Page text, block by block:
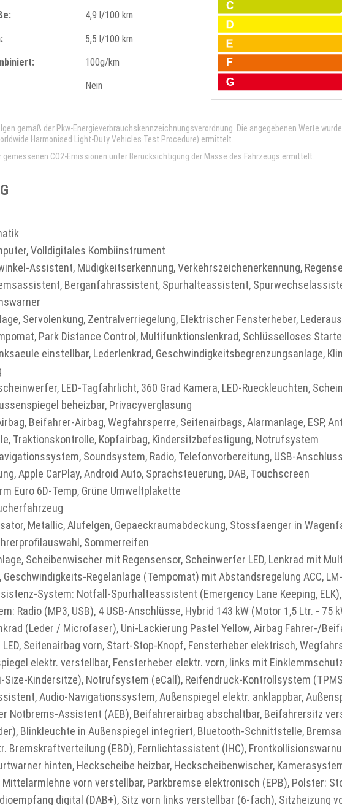
4,9 l/100 km
5,5 l/100 km
100g/km
Nein
gemäß der Pkw-Energieverbrauchskennzeichnungsverordnung. Die angegebenen Werte
Harmonised Light-Duty Vehicles Test Procedure) ermittelt.
CO2-Emissionen unter Berücksichtigung der Masse des Fahrzeugs ermittelt.
Volldigitales Kombiinstrument
Assistent, Müdigkeitserkennung, Verkehrszeichenerkennung,
Berganfahrassistent, Spurhalteassistent,
Servolenkung, Zentralverriegelung, Elektrischer Fensterheber,
Park Distance Control, Multifunktionslenkrad, Schlüsselloses
einstellbar, Lederlenkrad, Geschwindigkeitsbegrenzungsanlage,
LED-Tagfahrlicht, 360 Grad Kamera, LED-Rueckleuchten,
beheizbar, Privacyverglasung
Beifahrer-Airbag, Wegfahrsperre, Seitenairbags, Alarmanlage, ESP,
Traktionskontrolle, Kopfairbag, Kindersitzbefestigung, Notrufsystem
Soundsystem, Radio, Telefonvorbereitung, USB-
Apple CarPlay, Android Auto, Sprachsteuerung, DAB, Touchscreen
Euro 6D-Temp, Grüne Umweltplakette
Metallic, Alufelgen, Gepaeckraumabdeckung, Stossfaenger in
Sommerreifen
Scheibenwischer mit Regensensor, Scheinwerfer LED, Lenkrad mit
Regelanlage (Tempomat) mit Abstandsregelung ACC,
System: Notfall-Spurhalteassistent (Emergency Lane Keeping,
Radio (MP3, USB), 4 USB-Anschlüsse, Hybrid 143 kW (Motor 1,5 Ltr. - 75
(Leder / Microfaser), Uni-Lackierung Pastel Yellow, Airbag Fahrer-/
Seitenairbag vorn, Start-Stop-Knopf, Fensterheber elektrisch,
elektr. verstellbar, Fensterheber elektr. vorn, links mit
Size-Kindersitze), Notrufsystem (eCall), Reifendruck-Kontrollsystem
Audio-Navigationssystem, Außenspiegel elektr. anklappbar,
Notbrems-Assistent (AEB), Beifahrerairbag abschaltbar, Beifahrersitz
Blinkleuchte in Außenspiegel integriert, Bluetooth-Schnittstelle,
Bremskraftverteilung (EBD), Fernlichtassistent (IHC),
hinten, Heckscheibe heizbar, Heckscheibenwischer,
Mittelarmlehne vorn verstellbar, Parkbremse elektronisch (EPB), Polster:
digital (DAB+), Sitz vorn links verstellbar (6-fach), Sitzheizung